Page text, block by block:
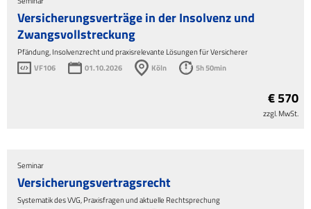
Versicherungsverträge in der Insolvenz und
Zwangsvollstreckung
Pfändung, Insolvenzrecht und praxisrelevante Lösungen für Versicherer
VF106
01.10.2026 Köln 5h 50min
€ 570
zzgl. MwSt.
Seminar
Versicherungsvertragsrecht
Systematik des VVG, Praxisfragen und aktuelle Rechtsprechung